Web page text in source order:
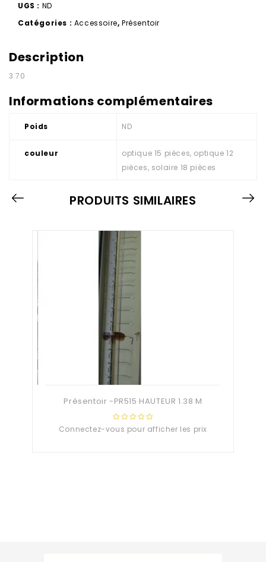
UGS : ND
Catégories : Accessoire,Présentoir
Description
3.70
Informations complémentaires
Poids ND
couleur
optique 15 pièces, optique 12
pièces, solaire 18 pièces
PRODUITS SIMILAIRES
Présentoir -PR515 HAUTEUR 1.38 M
0
Connectez-vous pour afficher les prix